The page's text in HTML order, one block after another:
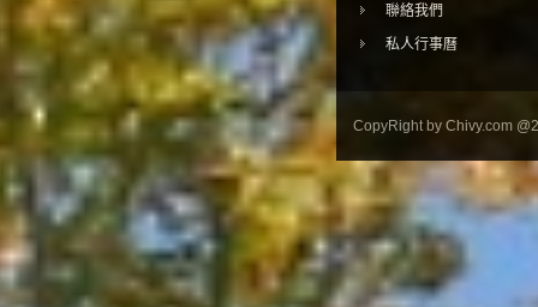
聯絡我們
私人行事曆
CopyRight by Chivy.com